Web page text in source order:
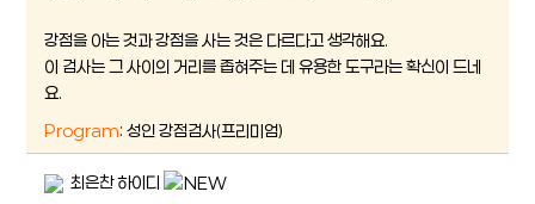
강점을 아는 것과 강점을 사는 것은 다르다고 생각해요.
이 검사는 그 사이의 거리를 좁혀주는 데 유용한 도구라는 확신이 드네
요.
Program: 성인 강점검사(프리미엄)
최은찬 하이디